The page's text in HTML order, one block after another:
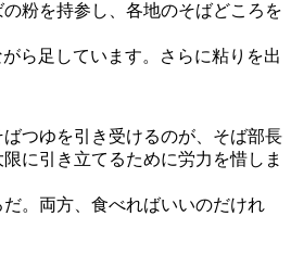
粉を持参し、各地のそばどころを
ら足しています。さらに粘りを出
つゆを引き受けるのが、そば部長
に引き立てるために労力を惜しま
。両方、食べればいいのだけれ